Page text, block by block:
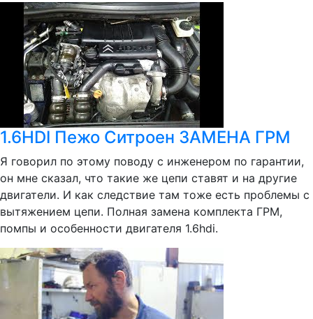
1.6HDI Пежо Ситроен ЗАМЕНА ГРМ
Я говорил по этому поводу с инженером по гарантии,
он мне сказал, что такие же цепи ставят и на другие
двигатели. И как следствие там тоже есть проблемы с
вытяжением цепи. Полная замена комплекта ГРМ,
помпы и особенности двигателя 1.6hdi.